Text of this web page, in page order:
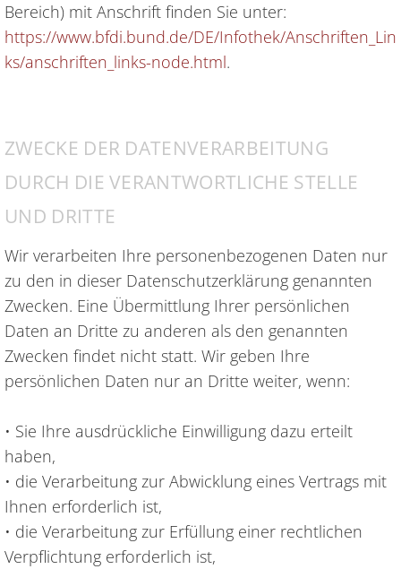
Bereich) mit Anschrift finden Sie unter:
https://www.bfdi.bund.de/DE/Infothek/Anschriften_Lin
ks/anschriften_links-node.html.
ZWECKE DER DATENVERARBEITUNG
DURCH DIE VERANTWORTLICHE STELLE
UND DRITTE
Wir verarbeiten Ihre personenbezogenen Daten nur
zu den in dieser Datenschutzerklärung genannten
Zwecken. Eine Übermittlung Ihrer persönlichen
Daten an Dritte zu anderen als den genannten
Zwecken findet nicht statt. Wir geben Ihre
persönlichen Daten nur an Dritte weiter, wenn:
• Sie Ihre ausdrückliche Einwilligung dazu erteilt
haben,
• die Verarbeitung zur Abwicklung eines Vertrags mit
Ihnen erforderlich ist,
• die Verarbeitung zur Erfüllung einer rechtlichen
Verpflichtung erforderlich ist,